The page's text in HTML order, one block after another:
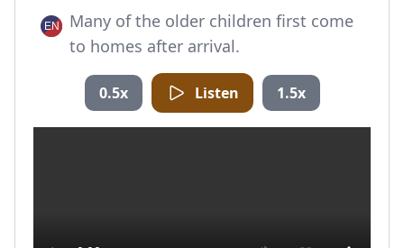
Many of the older children first come
to homes after arrival.
0.5x Listen 1.5x